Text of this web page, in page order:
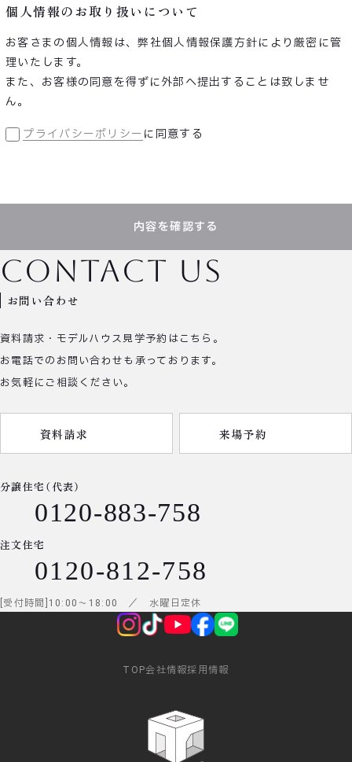
個人情報のお取り扱いについて
お客さまの個人情報は、弊社個人情報保護方針により厳密に管
理いたします。
また、お客様の同意を得ずに外部へ提出することは致しませ
ん。
プライバシーポリシー に同意する
内容を確認する
お問い合わせ
contact us
資料請求・モデルハウス見学予約はこちら。
お電話でのお問い合わせも承っております。
お気軽にご相談ください。
資料請求 来場予約
分譲住宅（代表）
0120-883-758
注文住宅
0120-812-758
受付時間 10:00 ～ 18:00 ／ 水曜日定休
TOP会社情報採用情報